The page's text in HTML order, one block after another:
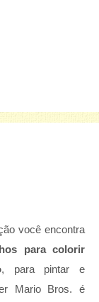
você encontra
para colorir
, para pintar e
Mario Bros. é